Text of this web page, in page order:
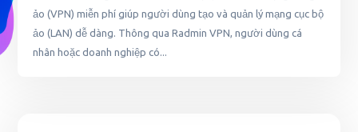
ảo (VPN) miễn phí giúp người dùng tạo và quản lý mạng cục bộ
ảo (LAN) dễ dàng. Thông qua Radmin VPN, người dùng cá
nhân hoặc doanh nghiệp có...